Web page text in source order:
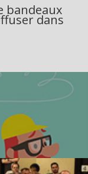
bandeaux
dans